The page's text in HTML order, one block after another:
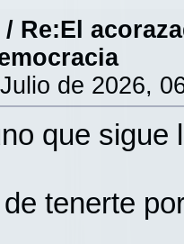
/ Re:El
de 2026,
que
tenerte